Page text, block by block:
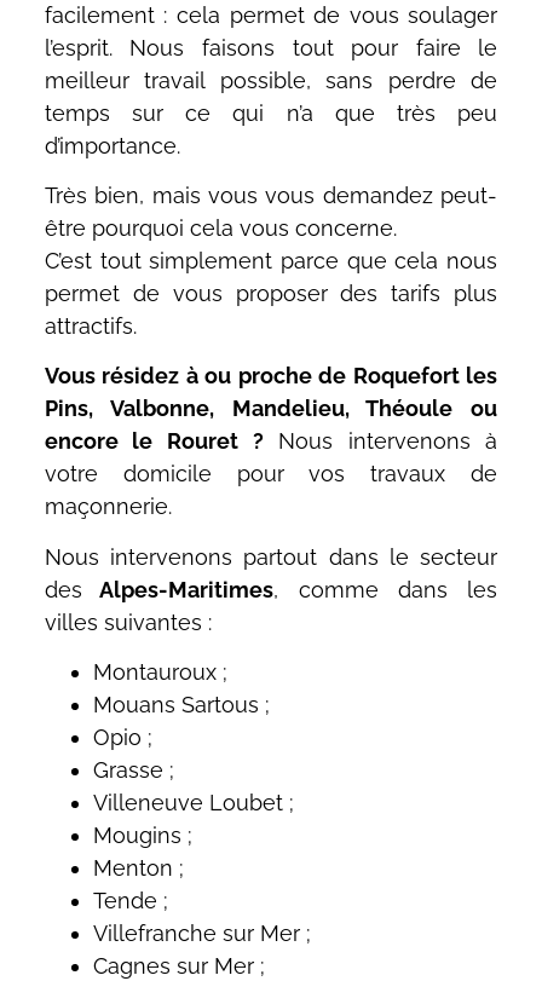
facilement : cela permet de vous soulager
l’esprit. Nous faisons tout pour faire le
meilleur travail possible, sans perdre de
temps sur ce qui n’a que très peu
d’importance.
Très bien, mais vous vous demandez peut-
être pourquoi cela vous concerne.
C’est tout simplement parce que cela nous
permet de vous proposer des tarifs plus
attractifs.
Vous résidez à ou proche de Roquefort les
Pins, Valbonne, Mandelieu, Théoule ou
encore le Rouret ?Nous intervenons à
votre domicile pour vos travaux de
maçonnerie.
Nous intervenons partout dans le secteur
des Alpes-Maritimes, comme dans les
villes suivantes :
Montauroux ;
Mouans Sartous ;
Opio ;
Grasse ;
Villeneuve Loubet ;
Mougins ;
Menton ;
Tende ;
Villefranche sur Mer ;
Cagnes sur Mer ;